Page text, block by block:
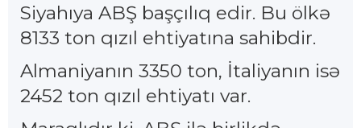
Siyahıya ABŞ başçılıq edir. Bu ölkə
8133 ton qızıl ehtiyatına sahibdir.
Almaniyanın 3350 ton, İtaliyanın isə
2452 ton qızıl ehtiyatı var.